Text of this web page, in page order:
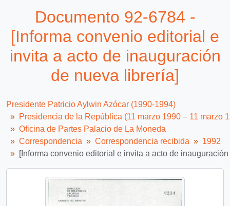
Documento 92-1687 - Solicitud de beca de estudio
2712 más...
Documento 92-6784 -
[Informa convenio editorial e
invita a acto de inauguración
de nueva librería]
Presidente Patricio Aylwin Azócar (1990-1994)
Presidencia de la República (11 marzo 1990 – 11 marzo
Oficina de Partes Palacio de La Moneda
Correspondencia
Correspondencia recibida
1992
[Informa convenio editorial e invita a acto de